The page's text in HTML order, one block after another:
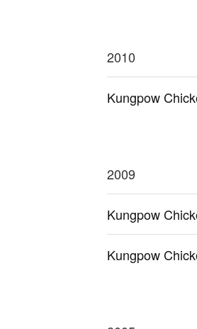
2010
Kungpow
2009
Kungpow
Kungpow